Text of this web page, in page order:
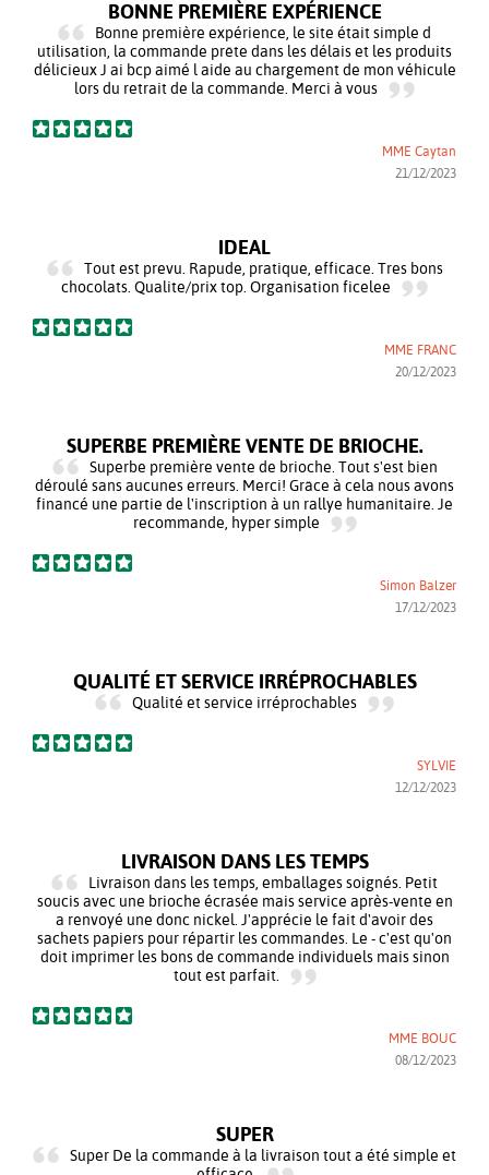
BONNE PREMIÈRE EXPÉRIENCE
Bonne première expérience, le site était simple d
utilisation, la commande prête dans les délais et les produits
délicieux J ai bcp aimé l aide au chargement de mon véhicule
lors du retrait de la commande. Merci à vous
MME Caytan
21/12/2023
IDEAL
Tout est prevu. Rapude, pratique, efficace. Tres bons
chocolats. Qualite/prix top. Organisation ficelee
MME FRANC
20/12/2023
SUPERBE PREMIÈRE VENTE DE BRIOCHE.
Superbe première vente de brioche. Tout s'est bien
déroulé sans aucunes erreurs. Merci! Grâce à cela nous avons
financé une partie de l'inscription à un rallye humanitaire. Je
recommande, hyper simple
Simon Balzer
17/12/2023
QUALITÉ ET SERVICE IRRÉPROCHABLES
Qualité et service irréprochables
SYLVIE
12/12/2023
LIVRAISON DANS LES TEMPS
Livraison dans les temps, emballages soignés. Petit
soucis avec une brioche écrasée mais service après-vente en
a renvoyé une donc nickel. J'apprécie le fait d'avoir des
sachets papiers pour répartir les commandes. Le - c'est qu'on
doit imprimer les bons de commande individuels mais sinon
tout est parfait.
MME BOUC
08/12/2023
SUPER
Super De la commande à la livraison tout a été simple et